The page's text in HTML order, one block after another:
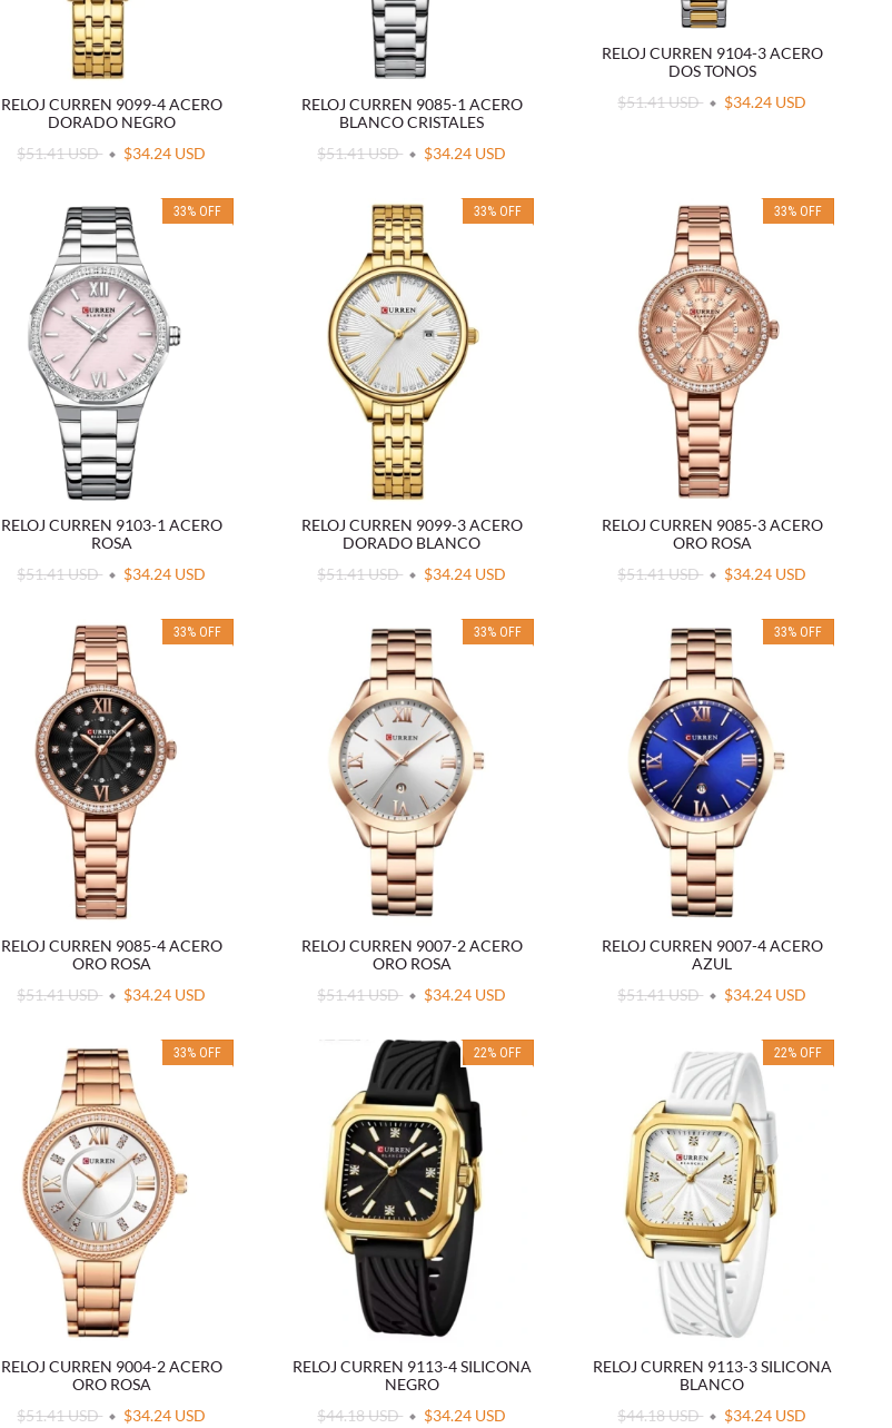
RELOJ CURREN 9099-4 ACERO
DORADO NEGRO
$51.41 USD
$34.24 USD
RELOJ CURREN 9085-1 ACERO
BLANCO CRISTALES
$51.41 USD
$34.24 USD
RELOJ CURREN 9104-3 ACERO
DOS TONOS
$51.41 USD
$34.24 USD
33% OFF
RELOJ CURREN 9103-1 ACERO
ROSA
$51.41 USD
$34.24 USD
33% OFF
RELOJ CURREN 9099-3 ACERO
DORADO BLANCO
$51.41 USD
$34.24 USD
33% OFF
RELOJ CURREN 9085-3 ACERO
ORO ROSA
$51.41 USD
$34.24 USD
33% OFF
RELOJ CURREN 9085-4 ACERO
ORO ROSA
$51.41 USD
$34.24 USD
33% OFF
RELOJ CURREN 9007-2 ACERO
ORO ROSA
$51.41 USD
$34.24 USD
33% OFF
RELOJ CURREN 9007-4 ACERO
AZUL
$51.41 USD
$34.24 USD
33% OFF
RELOJ CURREN 9004-2 ACERO
ORO ROSA
$51.41 USD
$34.24 USD
22% OFF
RELOJ CURREN 9113-4 SILICONA
NEGRO
$44.18 USD
$34.24 USD
22% OFF
RELOJ CURREN 9113-3 SILICONA
BLANCO
$44.18 USD
$34.24 USD